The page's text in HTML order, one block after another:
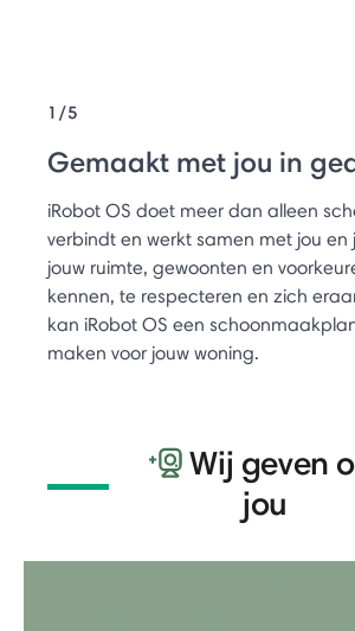
1/5
Gemaakt met jou in
iRobot OS doet meer dan alleen
verbindt en werkt samen met jou en
jouw ruimte, gewoonten en
kennen, te respecteren en zich
kan iRobot OS een
maken voor jouw woning.
Wij geven
jou